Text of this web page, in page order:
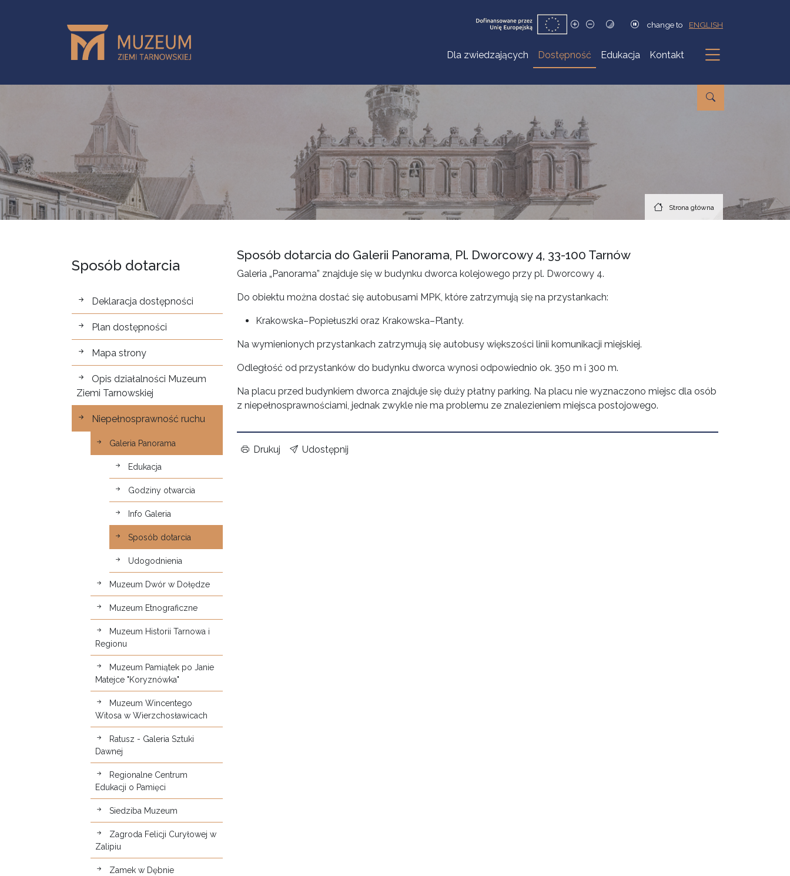
change to ENGLISH
Dla zwiedzających Dostępność Edukacja Kontakt
Podmenu
Strona główna
Sposób dotarcia
Dostępność
Deklaracja dostępności
Plan dostępności
Mapa strony
Opis działalności Muzeum
Ziemi Tarnowskiej
Niepełnosprawność ruchu
Galeria Panorama
Edukacja
Godziny otwarcia
Info Galeria
Sposób dotarcia
Udogodnienia
Muzeum Dwór w Dołędze
Muzeum Etnograficzne
Muzeum Historii Tarnowa i
Regionu
Muzeum Pamiątek po Janie
Matejce "Koryznówka"
Muzeum Wincentego
Witosa w Wierzchosławicach
Ratusz - Galeria Sztuki
Dawnej
Regionalne Centrum
Edukacji o Pamięci
Siedziba Muzeum
Zagroda Felicji Curyłowej w
Zalipiu
Zamek w Dębnie
Sposób dotarcia do Galerii Panorama, Pl. Dworcowy 4, 33-100 Tarnów
Galeria „Panorama” znajduje się w budynku dworca kolejowego przy pl. Dworcowy 4.
Do obiektu można dostać się autobusami MPK, które zatrzymują się na przystankach:
Krakowska–Popiełuszki oraz Krakowska–Planty.
Na wymienionych przystankach zatrzymują się autobusy większości linii komunikacji miejskiej.
Odległość od przystanków do budynku dworca wynosi odpowiednio ok. 350 m i 300 m.
Na placu przed budynkiem dworca znajduje się duży płatny parking. Na placu nie wyznaczono miejsc dla osób
z niepełnosprawnościami, jednak zwykle nie ma problemu ze znalezieniem miejsca postojowego.
Drukuj Udostępnij